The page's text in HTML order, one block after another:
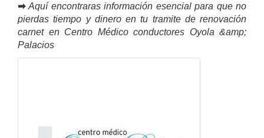
➡ Aquí encontraras información esencial para que no
pierdas tiempo y dinero en tu tramite de renovación
carnet en Centro Médico conductores Oyola &amp;
Palacios